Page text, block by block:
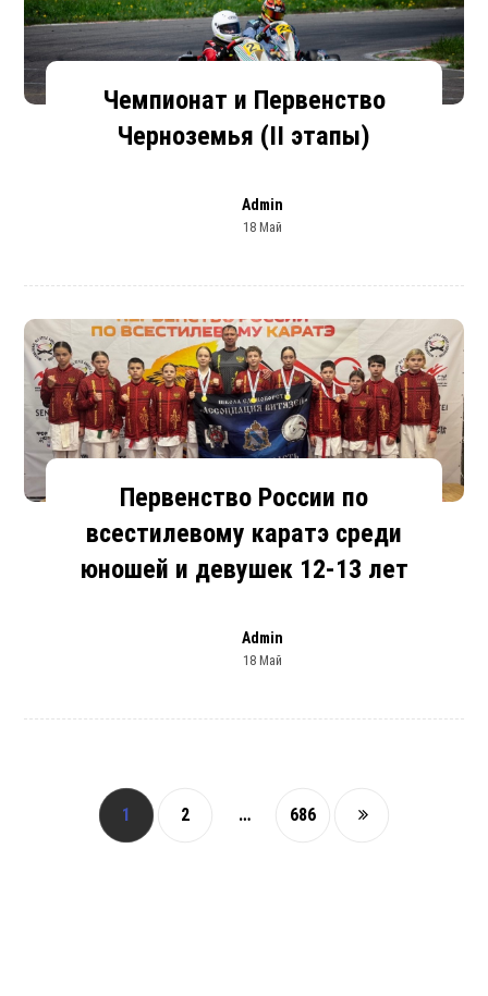
Чемпионат и Первенство
Черноземья (II этапы)
Admin
18 Май
Первенство России по
всестилевому каратэ среди
юношей и девушек 12-13 лет
Admin
18 Май
1 2 … 686